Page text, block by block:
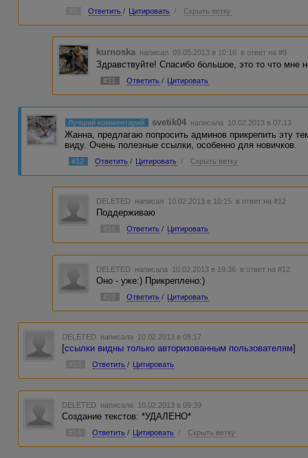
Ответить / Цитировать / Скрыть ветку
kurnoska написал 09.05.2013 в 10:16 в ответ на #9
Здравствуйте! Спасибо большое, это то что мне
#31 Ответить / Цитировать
Лучший комментарий svetik04 написала 10.02.2013 в 07:13
Жанна, предлагаю попросить админов прикрепить эту
виду. Очень полезные ссылки, особенно для новичков.
#12 Ответить / Цитировать / Скрыть ветку
DELETED написал 10.02.2013 в 10:15 в ответ на #12
Поддерживаю
#16 Ответить / Цитировать
DELETED написала 10.02.2013 в 19:36 в ответ на #12
Оно - уже:) Прикреплено:)
#20 Ответить / Цитировать
DELETED написала 10.02.2013 в 08:17
[ссылки видны только авторизованным пользователям]
Ответить / Цитировать
DELETED написала 10.02.2013 в 09:39
Создание текстов: *УДАЛЕНО*
Ответить / Цитировать / Скрыть ветку